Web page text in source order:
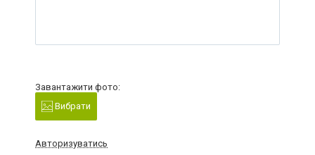
Завантажити фото:
Вибрати
Авторизуватись